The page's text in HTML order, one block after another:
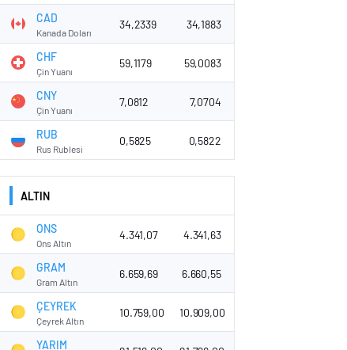
CAD
Kanada Doları
34,2339 34,1883
CHF
Çin Yuanı
59,1179 59,0083
CNY
Çin Yuanı
7,0812 7,0704
RUB
Rus Rublesi
0,5825 0,5822
ALTIN
ONS
Ons Altın
4.341,07 4.341,63
GRAM
Gram Altın
6.659,69 6.660,55
ÇEYREK
Çeyrek Altın
10.759,00 10.909,00
YARIM